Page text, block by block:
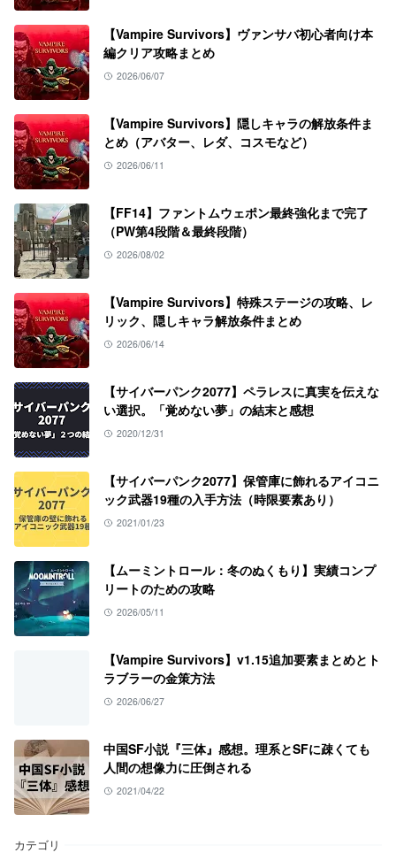
【Vampire Survivors】ヴァンサバ初心者向け本
編クリア攻略まとめ
2026/06/07
【Vampire Survivors】隠しキャラの解放条件ま
とめ（アバター、レダ、コスモなど）
2026/06/11
【FF14】ファントムウェポン最終強化まで完了
（PW第4段階＆最終段階）
2026/08/02
【Vampire Survivors】特殊ステージの攻略、レ
リック、隠しキャラ解放条件まとめ
2026/06/14
【サイバーパンク2077】ペラレスに真実を伝えな
い選択。「覚めない夢」の結末と感想
2020/12/31
【サイバーパンク2077】保管庫に飾れるアイコニ
ック武器19種の入手方法（時限要素あり）
2021/01/23
【ムーミントロール：冬のぬくもり】実績コンプ
リートのための攻略
2026/05/11
【Vampire Survivors】v1.15追加要素まとめとト
ラブラーの金策方法
2026/06/27
中国SF小説『三体』感想。理系とSFに疎くても
人間の想像力に圧倒される
2021/04/22
カテゴリ